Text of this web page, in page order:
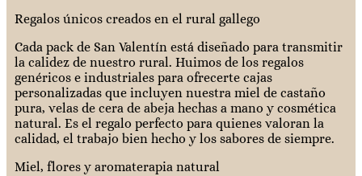
Regalos únicos creados en el rural gallego
Cada pack de San Valentín está diseñado para transmitir
la calidez de nuestro rural. Huimos de los regalos
genéricos e industriales para ofrecerte cajas
personalizadas que incluyen nuestra miel de castaño
pura, velas de cera de abeja hechas a mano y cosmética
natural. Es el regalo perfecto para quienes valoran la
calidad, el trabajo bien hecho y los sabores de siempre.
Miel, flores y aromaterapia natural